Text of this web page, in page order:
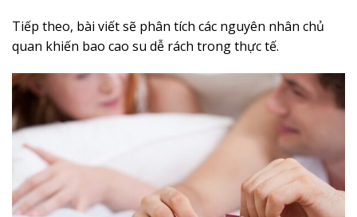
Tiếp theo, bài viết sẽ phân tích các nguyên nhân chủ
quan khiến bao cao su dễ rách trong thực tế.